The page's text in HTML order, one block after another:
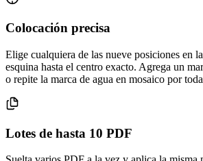
Colocación precisa
Elige cualquiera de las nueve posiciones en
esquina hasta el centro exacto. Agrega un
o repite la marca de agua en mosaico por
Lotes de hasta 10 PDF